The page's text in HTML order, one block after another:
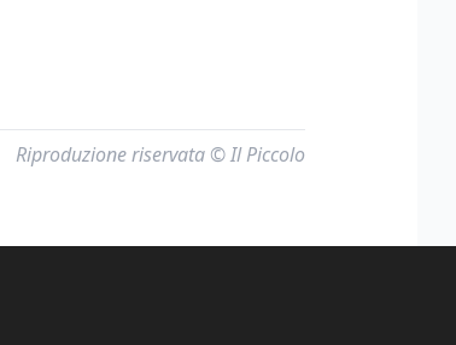
Riproduzione riservata © Il Piccolo